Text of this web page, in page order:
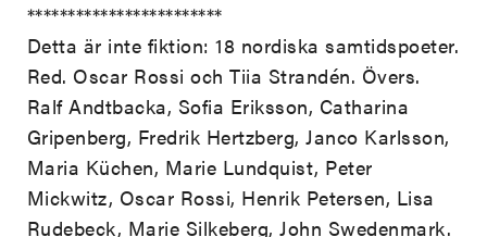
************************
Detta är inte fiktion: 18 nordiska samtidspoeter.
Red. Oscar Rossi och Tiia Strandén. Övers.
Ralf Andtbacka, Sofia Eriksson, Catharina
Gripenberg, Fredrik Hertzberg, Janco Karlsson,
Maria Küchen, Marie Lundquist, Peter
Mickwitz, Oscar Rossi, Henrik Petersen, Lisa
Rudebeck, Marie Silkeberg, John Swedenmark.